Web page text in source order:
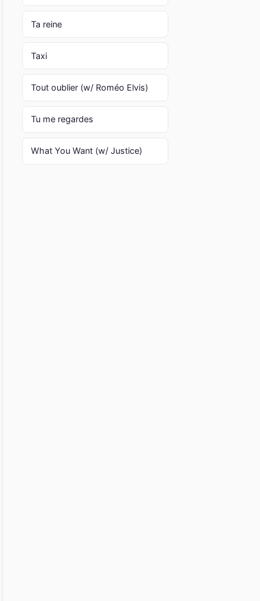
Ta reine
Taxi
Tout oublier (w/ Roméo Elvis)
Tu me regardes
What You Want (w/ Justice)